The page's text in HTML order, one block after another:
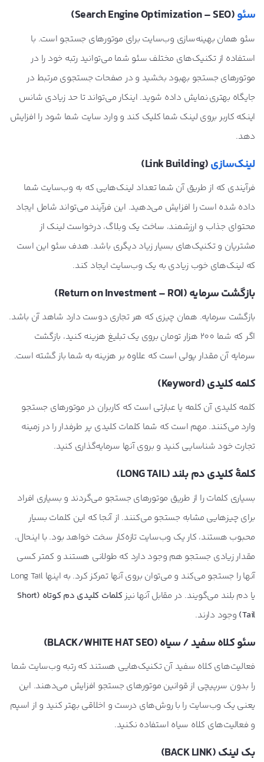
سئو(Search Engine Optimization – SEO)
سئو همان بهینه‌سازی وب‌سایت برای موتورهای جستجو است. با
استفاده از تکنیک‌های مختلف سئو شما می‌توانید رتبه خود را در
موتورهای جستجو بهبود بخشید و در صفحات جستجوی مرتبط در
جایگاه بهتری نمایش داده شوید. اینکار می‌تواند تا حد زیادی شانس
اینکه کاربر بروی لینک شما کلیک کند و وارد سایت شما شود را افزایش
دهد.
لینک‌سازی(Link Building)
فرآیندی که از طریق آن شما تعداد لینک‌هایی که به وب‌سایت شما
داده شده است را افزایش می‌دهید. این فرآیند می‌تواند شامل ایجاد
محتوای جذاب و ارزشمند، ساخت یک وبلاگ، درخواست لینک از
مشتریان و تکنیک‌های بسیار زیاد دیگری باشد. هدف سئو این است
که لینک‌های خوب زیادی به یک وب‌سایت ایجاد کند.
بازگشت سرمایه (Return on Investment – ROI)
بازگشت سرمایه. همان چیزی که هر تجاری دوست دارد شاهد آن باشد.
اگر که شما 200 هزار تومان بروی یک تبلیغ هزینه کنید، بازگشت
سرمایه آن مقدار پولی است که علاوه بر هزینه به شما باز گشته است.
کلمه کلیدی (Keyword)
کلمه کلیدی آن کلمه یا عبارتی است که کاربران در موتورهای جستجو
وارد می‌کنند. مهم است که شما کلمات کلیدی پر طرفدار را در زمینه
تجارت خود شناسایی کنید و بروی آنها سرمایه‌گذاری کنید.
کلمۀ کلیدی دم بلند (LONG TAIL)
بسیاری کلمات را از طریق موتورهای جستجو می‌گردند و بسیاری افراد
برای چیزهایی مشابه جستجو می‌کنند. از آنجا که این کلمات بسیار
محبوب هستند، کار یک وب‌سایت تازه‌کار سخت خواهد بود. با اینحال،
مقدار زیادی جستجو هم وجود دارد که طولانی هستند و کمتر کسی
آنها را جستجو می‌کند و می‌توان بروی آنها تمرکز کرد. به اینها Long Tail
یا دم بلند می‌گویند. در مقابل آنها نیز کلمات کلیدی
دم کوتاه (Short
Tail) وجود دارند.
سئو کلاه سفید / سیاه (BLACK/WHITE HAT SEO)
فعالیت‌های کلاه سفید آن تکنیک‌هایی هستند که رتبه وب‌سایت شما
را بدون سرپیچی از قوانین موتورهای جستجو افزایش می‌دهند. این
یعنی یک وب‌سایت را با روش‌های درست و اخلاقی بهتر کنید و از اسپم
و فعالیت‌های کلاه سیاه استفاده نکنید.
بک لینک (BACK LINK)